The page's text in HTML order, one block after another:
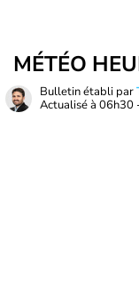
MÉTÉO
Bulletin établi par
Actualisé à 06h30